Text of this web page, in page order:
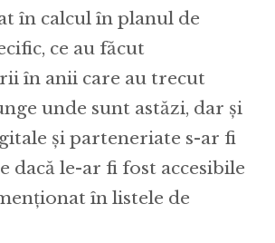
în calcul în planul de
ce au făcut
în anii care au trecut
unde sunt astăzi, dar și
și parteneriate s-ar fi
dacă le-ar fi fost accesibile
în listele de